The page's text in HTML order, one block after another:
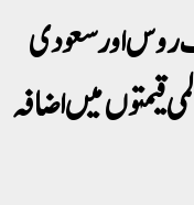
روس اور سعودی
قیمتوں میں اضافہ